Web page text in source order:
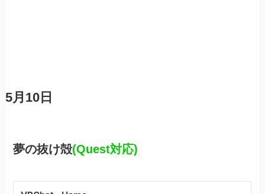
5月10日
夢の抜け殻(Quest対応)